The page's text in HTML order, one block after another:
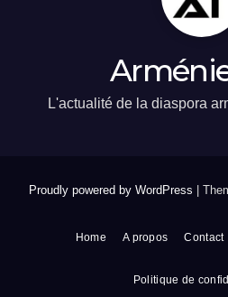
L'actualité de la diaspora
Proudly powered by WordPress
Home A propos Contact
Politique de